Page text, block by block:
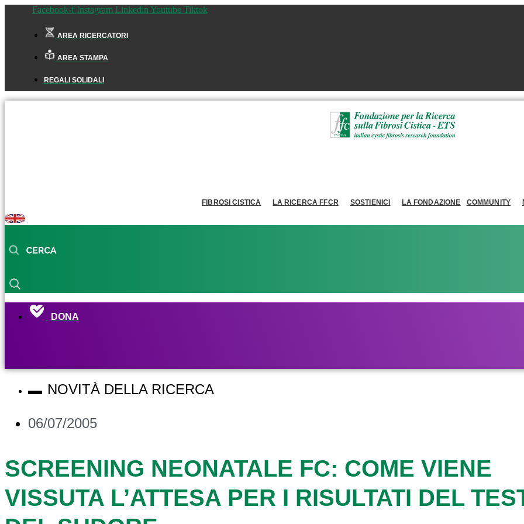
Facebook-f Instagram Linkedin Youtube Tiktok
AREA RICERCATORI
AREA STAMPA
REGALI SOLIDALI
FIBROSI CISTICA LA RICERCA FFCR SOSTIENICI LA FONDAZIONE COMMUNITY
DONA
NOVITÀ DELLA RICERCA
06/07/2005
SCREENING NEONATALE FC: COME VIENE
VISSUTA L’ATTESA PER I RISULTATI DEL